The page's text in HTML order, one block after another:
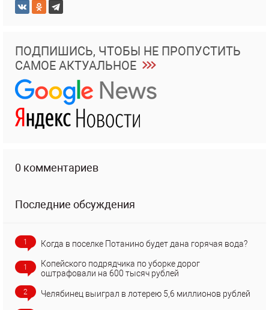
ПОДПИШИСЬ, ЧТОБЫ НЕ ПРОПУСТИТЬ
САМОЕ АКТУАЛЬНОЕ
0 комментариев
Последние обсуждения
1 Когда в поселке Потанино будет дана горячая вода?
1
Копейского подрядчика по уборке дорог
оштрафовали на 600 тысяч рублей
2 Челябинец выиграл в лотерею 5,6 миллионов рублей